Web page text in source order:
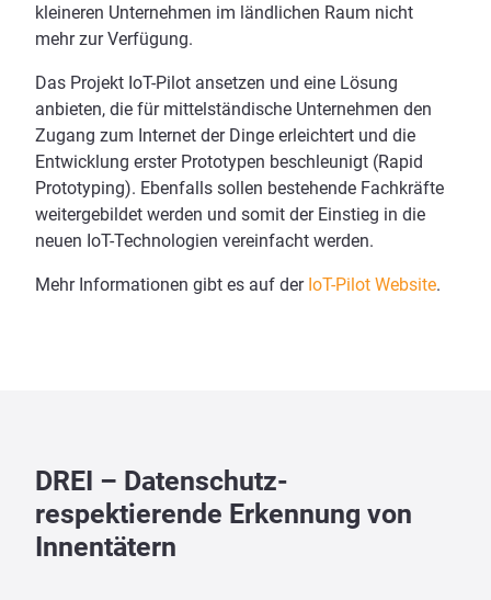
kleineren Unternehmen im ländlichen Raum nicht
mehr zur Verfügung.
Das Projekt IoT-Pilot ansetzen und eine Lösung
anbieten, die für mittelständische Unternehmen den
Zugang zum Internet der Dinge erleichtert und die
Entwicklung erster Prototypen beschleunigt (Rapid
Prototyping). Ebenfalls sollen bestehende Fachkräfte
weitergebildet werden und somit der Einstieg in die
neuen IoT-Technologien vereinfacht werden.
Mehr Informationen gibt es auf der IoT-Pilot Website.
DREI – Datenschutz-
respektierende Erkennung von
Innentätern